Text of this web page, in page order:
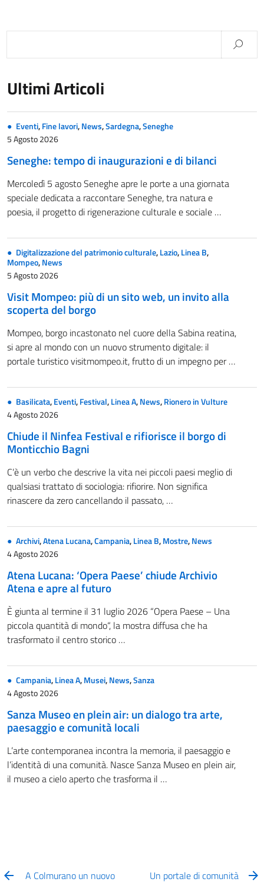
Ultimi Articoli
Eventi,Fine lavori,News,Sardegna,Seneghe
5 Agosto 2026
Seneghe: tempo di inaugurazioni e di bilanci
Mercoledì 5 agosto Seneghe apre le porte a una giornata
speciale dedicata a raccontare Seneghe, tra natura e
poesia, il progetto di rigenerazione culturale e sociale …
Digitalizzazione del patrimonio culturale,Lazio,Linea B,
Mompeo,News
5 Agosto 2026
Visit Mompeo: più di un sito web, un invito alla
scoperta del borgo
Mompeo, borgo incastonato nel cuore della Sabina reatina,
si apre al mondo con un nuovo strumento digitale: il
portale turistico visitmompeo.it, frutto di un impegno per …
Basilicata,Eventi,Festival,Linea A,News,Rionero in Vulture
4 Agosto 2026
Chiude il Ninfea Festival e rifiorisce il borgo di
Monticchio Bagni
C’è un verbo che descrive la vita nei piccoli paesi meglio di
qualsiasi trattato di sociologia: rifiorire. Non significa
rinascere da zero cancellando il passato, …
Archivi,Atena Lucana,Campania,Linea B,Mostre,News
4 Agosto 2026
Atena Lucana: ‘Opera Paese’ chiude Archivio
Atena e apre al futuro
È giunta al termine il 31 luglio 2026 “Opera Paese – Una
piccola quantità di mondo“, la mostra diffusa che ha
trasformato il centro storico …
Campania,Linea A,Musei,News,Sanza
4 Agosto 2026
Sanza Museo en plein air: un dialogo tra arte,
paesaggio e comunità locali
L’arte contemporanea incontra la memoria, il paesaggio e
l’identità di una comunità. Nasce Sanza Museo en plein air,
il museo a cielo aperto che trasforma il …
A Colmurano un nuovo Un portale di comunità